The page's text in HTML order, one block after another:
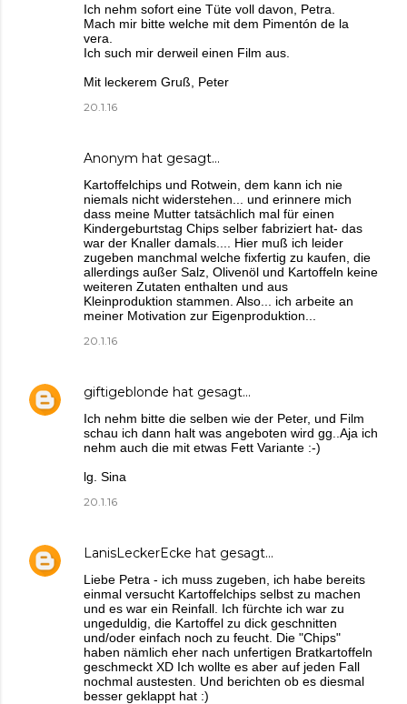
Ich nehm sofort eine Tüte voll davon, Petra.
Mach mir bitte welche mit dem Pimentón de la
vera.
Ich such mir derweil einen Film aus.
Mit leckerem Gruß, Peter
20.1.16
Anonym hat gesagt…
Kartoffelchips und Rotwein, dem kann ich nie
niemals nicht widerstehen... und erinnere mich
dass meine Mutter tatsächlich mal für einen
Kindergeburtstag Chips selber fabriziert hat- das
war der Knaller damals.... Hier muß ich leider
zugeben manchmal welche fixfertig zu kaufen, die
allerdings außer Salz, Olivenöl und Kartoffeln keine
weiteren Zutaten enthalten und aus
Kleinproduktion stammen. Also... ich arbeite an
meiner Motivation zur Eigenproduktion...
20.1.16
giftigeblonde hat gesagt…
Ich nehm bitte die selben wie der Peter, und Film
schau ich dann halt was angeboten wird gg..Aja ich
nehm auch die mit etwas Fett Variante :-)
lg. Sina
20.1.16
LanisLeckerEcke hat gesagt…
Liebe Petra - ich muss zugeben, ich habe bereits
einmal versucht Kartoffelchips selbst zu machen
und es war ein Reinfall. Ich fürchte ich war zu
ungeduldig, die Kartoffel zu dick geschnitten
und/oder einfach noch zu feucht. Die "Chips"
haben nämlich eher nach unfertigen Bratkartoffeln
geschmeckt XD Ich wollte es aber auf jeden Fall
nochmal austesten. Und berichten ob es diesmal
besser geklappt hat :)